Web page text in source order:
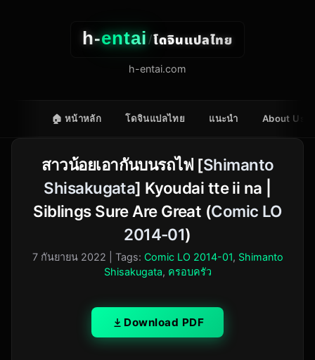
h-entai/โดจินแปลไทย
h-entai.com
🏠 หน้าหลัก โดจินแปลไทย แนะนำ About Us
สาวน้อยเอากันบนรถไฟ [Shimanto
Shisakugata] Kyoudai tte ii na |
Siblings Sure Are Great (Comic LO
2014-01)
7 กันยายน 2022 | Tags: Comic LO 2014-01, Shimanto
Shisakugata, ครอบครัว
Download PDF